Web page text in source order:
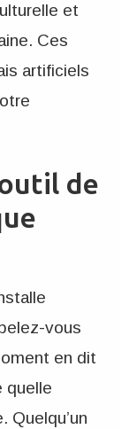
et
Ces
artificiels
de
vous
en dit
quelle
Quelqu’un